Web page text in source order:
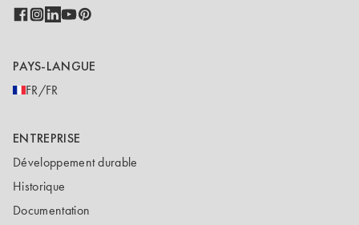
PAYS-LANGUE
FR/FR
ENTREPRISE
Développement durable
Historique
Documentation